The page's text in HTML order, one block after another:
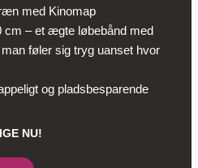
med Kinomap
cm – et ægte løbebånd med
føler sig tryg uanset hvor
og pladsbesparende
NU!